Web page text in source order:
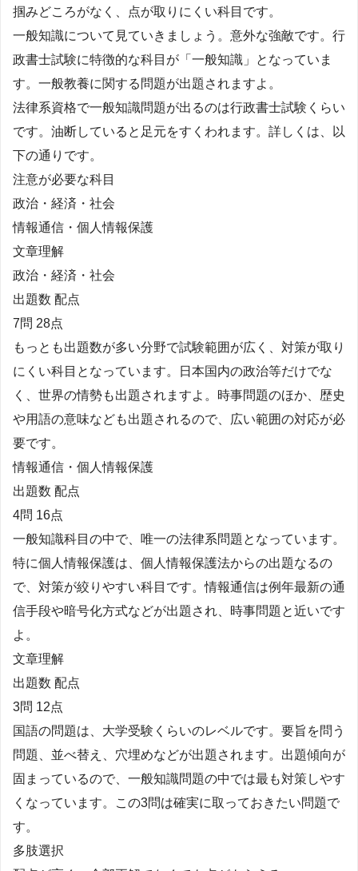
掴みどころがなく、点が取りにくい科目です。
一般知識について見ていきましょう。意外な強敵です。行
政書士試験に特徴的な科目が「一般知識」となっていま
す。一般教養に関する問題が出題されますよ。
法律系資格で一般知識問題が出るのは行政書士試験くらい
です。油断していると足元をすくわれます。詳しくは、以
下の通りです。
注意が必要な科目
政治・経済・社会
情報通信・個人情報保護
文章理解
政治・経済・社会
出題数 配点
7問 28点
もっとも出題数が多い分野で試験範囲が広く、対策が取り
にくい科目となっています。日本国内の政治等だけでな
く、世界の情勢も出題されますよ。時事問題のほか、歴史
や用語の意味なども出題されるので、広い範囲の対応が必
要です。
情報通信・個人情報保護
出題数 配点
4問 16点
一般知識科目の中で、唯一の法律系問題となっています。
特に個人情報保護は、個人情報保護法からの出題なるの
で、対策が絞りやすい科目です。情報通信は例年最新の通
信手段や暗号化方式などが出題され、時事問題と近いです
よ。
文章理解
出題数 配点
3問 12点
国語の問題は、大学受験くらいのレベルです。要旨を問う
問題、並べ替え、穴埋めなどが出題されます。出題傾向が
固まっているので、一般知識問題の中では最も対策しやす
くなっています。この3問は確実に取っておきたい問題で
す。
多肢選択